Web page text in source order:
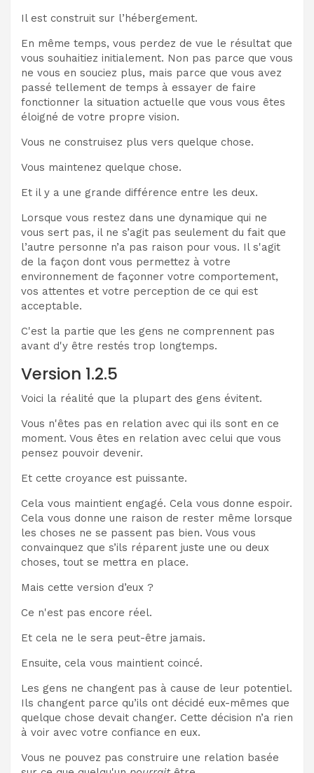
Il est construit sur l’hébergement.
En même temps, vous perdez de vue le résultat que
vous souhaitiez initialement. Non pas parce que vous
ne vous en souciez plus, mais parce que vous avez
passé tellement de temps à essayer de faire
fonctionner la situation actuelle que vous vous êtes
éloigné de votre propre vision.
Vous ne construisez plus vers quelque chose.
Vous maintenez quelque chose.
Et il y a une grande différence entre les deux.
Lorsque vous restez dans une dynamique qui ne
vous sert pas, il ne s’agit pas seulement du fait que
l’autre personne n’a pas raison pour vous. Il s'agit
de la façon dont vous permettez à votre
environnement de façonner votre comportement,
vos attentes et votre perception de ce qui est
acceptable.
C'est la partie que les gens ne comprennent pas
avant d'y être restés trop longtemps.
Version 1.2.5
Voici la réalité que la plupart des gens évitent.
Vous n'êtes pas en relation avec qui ils sont en ce
moment. Vous êtes en relation avec celui que vous
pensez pouvoir devenir.
Et cette croyance est puissante.
Cela vous maintient engagé. Cela vous donne espoir.
Cela vous donne une raison de rester même lorsque
les choses ne se passent pas bien. Vous vous
convainquez que s’ils réparent juste une ou deux
choses, tout se mettra en place.
Mais cette version d’eux ?
Ce n'est pas encore réel.
Et cela ne le sera peut-être jamais.
Ensuite, cela vous maintient coincé.
Les gens ne changent pas à cause de leur potentiel.
Ils changent parce qu’ils ont décidé eux-mêmes que
quelque chose devait changer. Cette décision n’a rien
à voir avec votre confiance en eux.
Vous ne pouvez pas construire une relation basée